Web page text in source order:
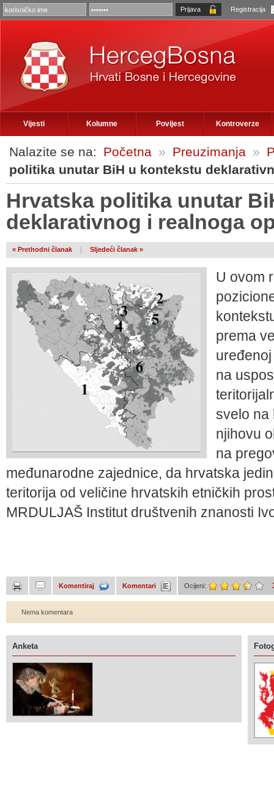
Registracija
Vijesti Kolumne Povijest Kontroverze
Nalazite se na: Početna » Preuzimanja »
politika unutar BiH u kontekstu
Hrvatska politika unutar
deklarativnog i realnoga
« Prethodni članak | Sljedeći članak »
U ovom
prema
na
svelo na
njihovu
na
međunarodne zajednice, da hrvatska
teritorija od veličine hrvatskih etničkih
MRDULJAŠ Institut društvenih znanosti
Komentiraj Komentari Ocijeni:
Nema komentara
Anketa